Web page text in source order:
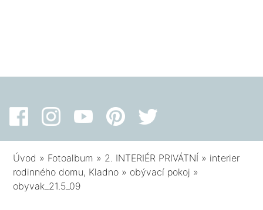
Úvod » Fotoalbum » 2. INTERIÉR PRIVÁTNÍ » interier
rodinného domu, Kladno » obývací pokoj »
obyvak_21.5_09